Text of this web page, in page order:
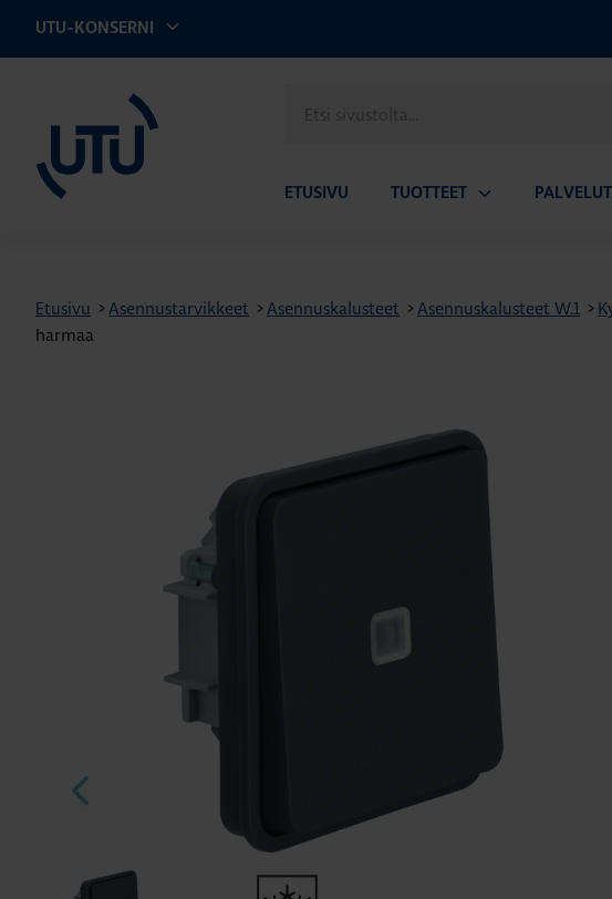
UTU-KONSERNI
sivustolta
ETUSIVU TUOTTEET
Etusivu >Asennustarvikkeet >Asennuskalusteet >Asennuskalusteet W.1 >
harmaa